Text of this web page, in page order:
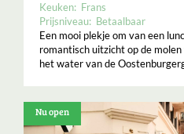
Keuken: Frans
Prijsniveau: Betaalbaar
Een mooi plekje om van een
romantisch uitzicht op de
het water van de
Nu open